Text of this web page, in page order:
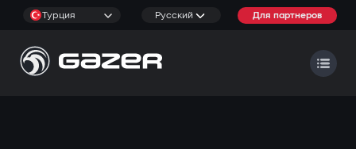
Турция Русский Для партнеров